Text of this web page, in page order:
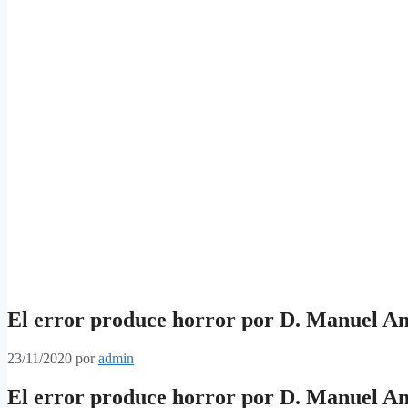
El error produce horror por D. Manuel
23/11/2020 poradmin
El error produce horror por D. Manuel